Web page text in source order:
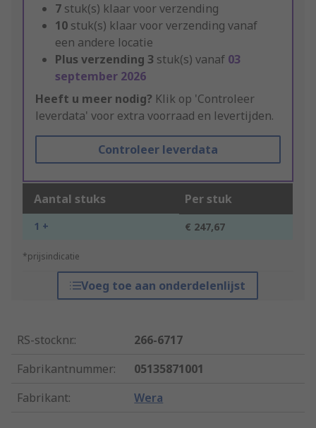
7 stuk(s) klaar voor verzending
10 stuk(s) klaar voor verzending vanaf
een andere locatie
Plus verzending 3 stuk(s) vanaf 03
september 2026
Heeft u meer nodig? Klik op 'Controleer
leverdata' voor extra voorraad en levertijden.
Controleer leverdata
Aantal stuks Per stuk
1 + € 247,67
*prijsindicatie
Voeg toe aan onderdelenlijst
RS-stocknr.:
266-6717
Fabrikantnummer:
05135871001
Fabrikant: Wera